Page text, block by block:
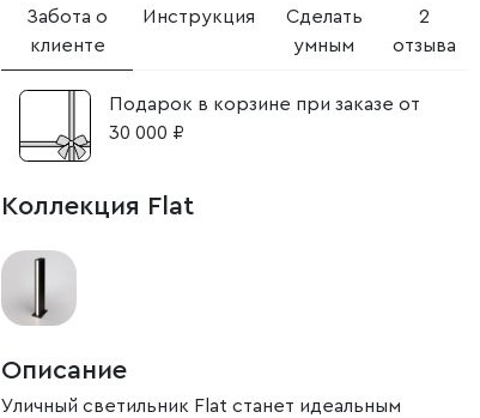
Забота о
клиенте
Инструкция
Сделать
умным
2
отзыва
Подарок в корзине при заказе от
30 000 ₽
Коллекция Flat
Описание
Уличный светильник Flat станет идеальным